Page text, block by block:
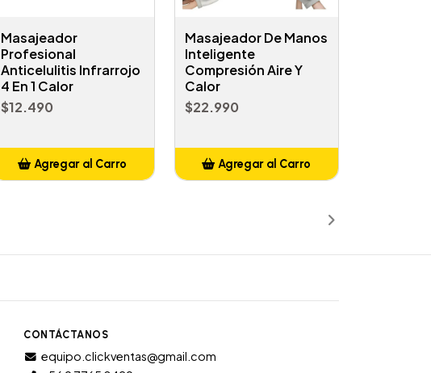
Masajeador
Profesional
Anticelulitis Infrarrojo
4 En 1 Calor
$12.490
Agregar al Carro
Masajeador De Manos
Inteligente
Compresión Aire Y
Calor
$22.990
Agregar al Carro
CONTÁCTANOS
equipo.clickventas@gmail.com